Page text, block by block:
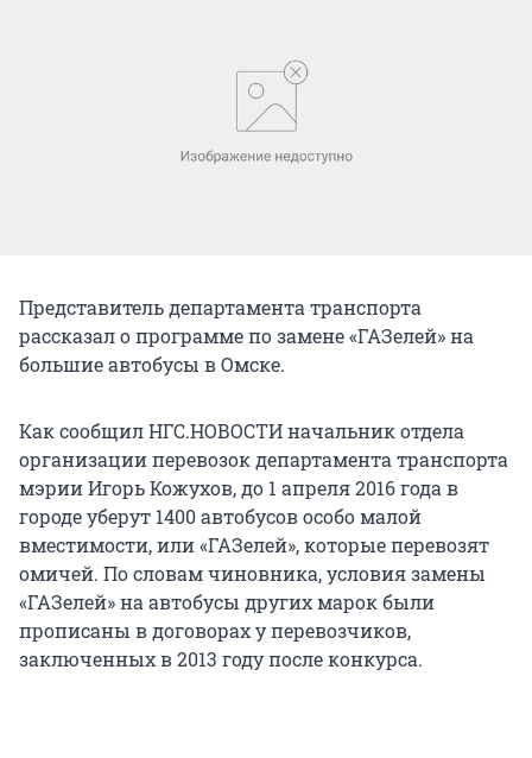
Представитель департамента транспорта
рассказал о программе по замене «ГАЗелей» на
большие автобусы в Омске.
Как сообщил НГС.НОВОСТИ начальник отдела
организации перевозок департамента транспорта
мэрии Игорь Кожухов, до 1 апреля 2016 года в
городе уберут 1400 автобусов особо малой
вместимости, или «ГАЗелей», которые перевозят
омичей. По словам чиновника, условия замены
«ГАЗелей» на автобусы других марок были
прописаны в договорах у перевозчиков,
заключенных в 2013 году после конкурса.